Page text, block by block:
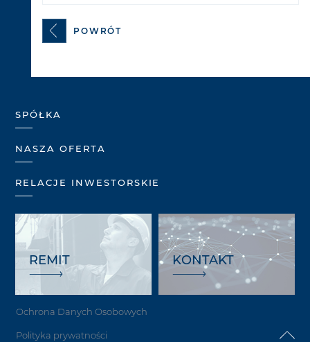
POWRÓT
SPÓŁKA
NASZA OFERTA
RELACJE INWESTORSKIE
REMIT KONTAKT
Ochrona Danych Osobowych
Polityka prywatności